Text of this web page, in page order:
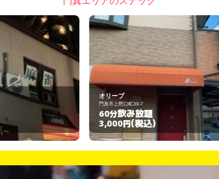
オリーブ
門真市上野口町39-7
60分飲み放題
3,000円(税込)
門